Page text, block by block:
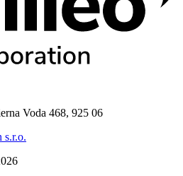
Voda 468, 925 06
s.r.o.